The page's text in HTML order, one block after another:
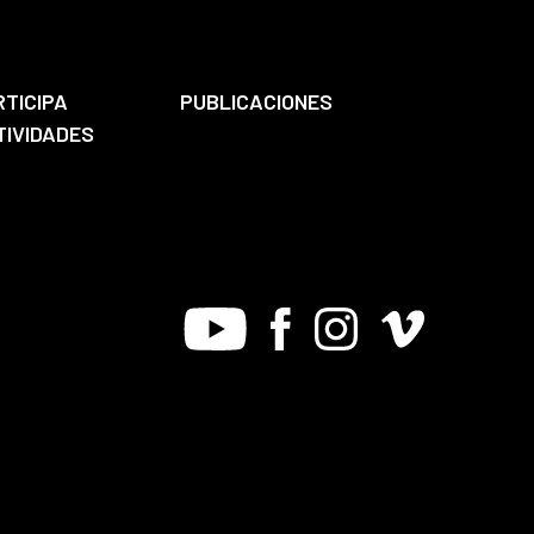
PUBLICACIONES
Youtube FacebookInstagram
Vimeo